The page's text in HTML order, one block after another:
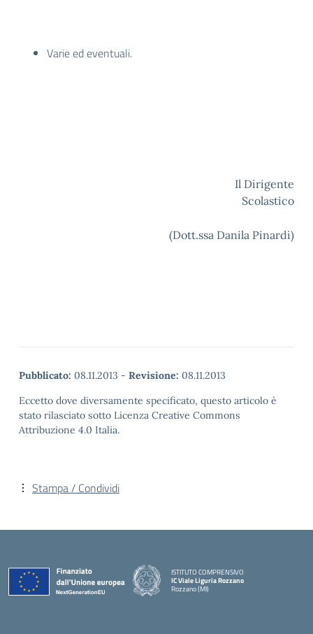
Varie ed eventuali.
Il Dirigente
Scolastico
(Dott.ssa Danila Pinardi)
Pubblicato: 08.11.2013 - Revisione: 08.11.2013
Eccetto dove diversamente specificato, questo articolo è
stato rilasciato sotto Licenza Creative Commons
Attribuzione 4.0 Italia.
Stampa / Condividi
ISTITUTO COMPRENSIVO
IC Viale Liguria Rozzano
Rozzano (MI)